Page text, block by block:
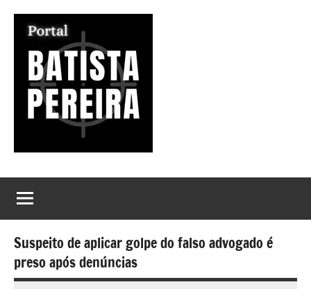
conteúdo
Batista
Pereira
Portal
de
Suspeito de aplicar golpe do falso advogado é
preso após denúncias